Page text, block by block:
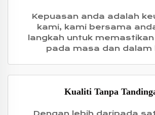
Kepuasan anda adalah
kami, kami bersama
langkah untuk
pada masa dan dalam
Kualiti Tanpa